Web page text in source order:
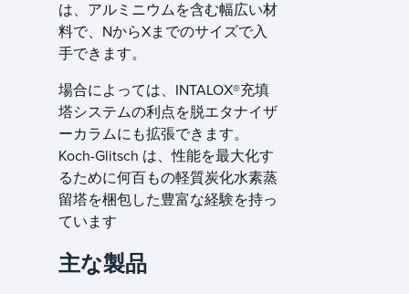
は、アルミニウムを含む幅広い材
料で、NからXまでのサイズで入
手できます。
場合によっては、INTALOX®充填
塔システムの利点を脱エタナイザ
ーカラムにも拡張できます。
Koch-Glitsch は、性能を最大化す
るために何百もの軽質炭化水素蒸
留塔を梱包した豊富な経験を持っ
ています
主な製品